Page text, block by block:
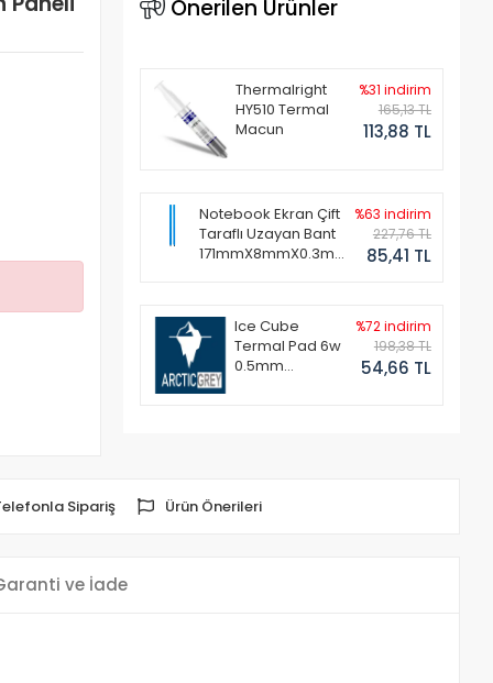
Önerilen Ürünler
Thermalright
HY510 Termal
Macun
%31 indirim
165,13 TL
113,88 TL
Notebook Ekran Çift
Taraflı Uzayan Bant
171mmX8mmX0.3mm
%63 indirim
227,76 TL
85,41 TL
Ice Cube
Termal Pad 6w
0.5mm
%72 indirim
198,38 TL
54,66 TL
Sipariş Ürün Önerileri
ve İade